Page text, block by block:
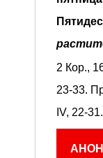
2 Кор.,
23-33.
IV, 22-31.